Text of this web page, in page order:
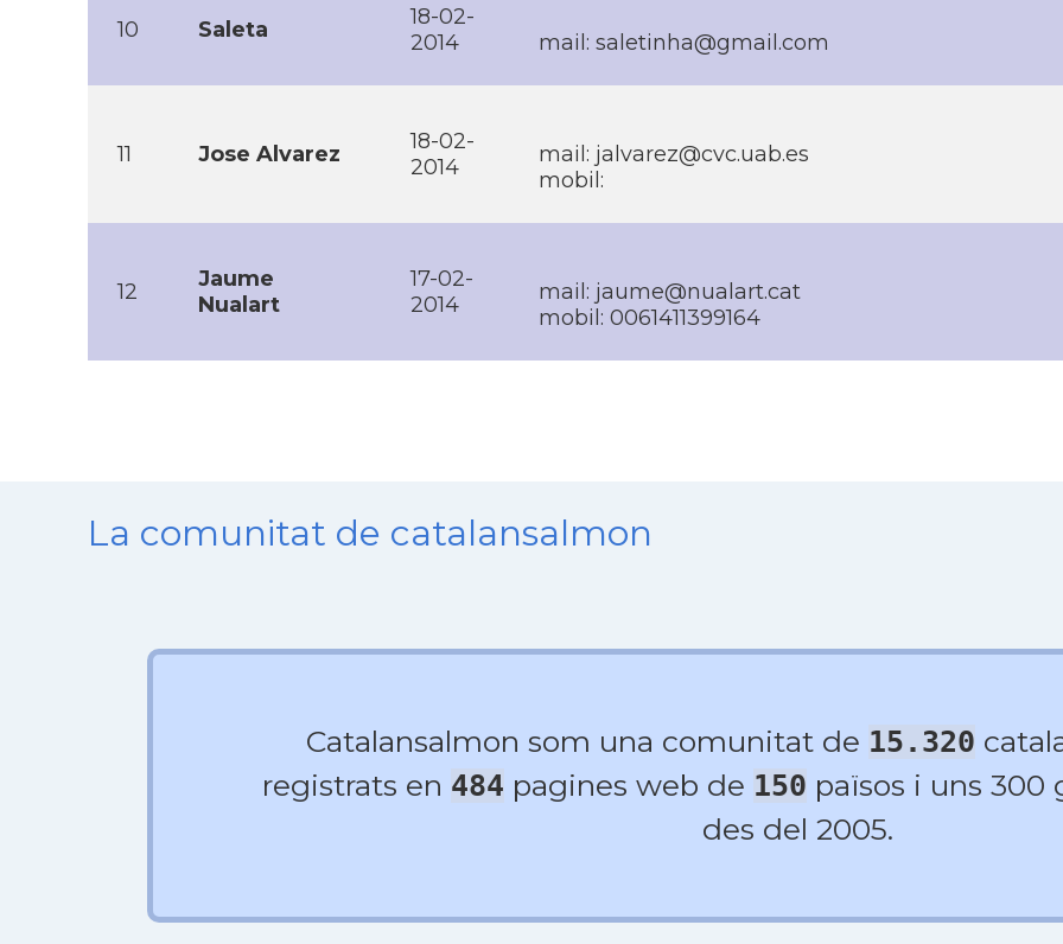
10 Saleta
18-02-
2014
mail: saletinha@gmail.com
11 Jose Alvarez
18-02-
2014
mail: jalvarez@cvc.uab.es
mobil:
12
Jaume
Nualart
17-02-
2014
mail: jaume@nualart.cat
mobil: 0061411399164
La comunitat de catalansalmon
Catalansalmon som una comunitat de 15.320
registrats en 484 pagines web de 150 països i uns 300
des del 2005.